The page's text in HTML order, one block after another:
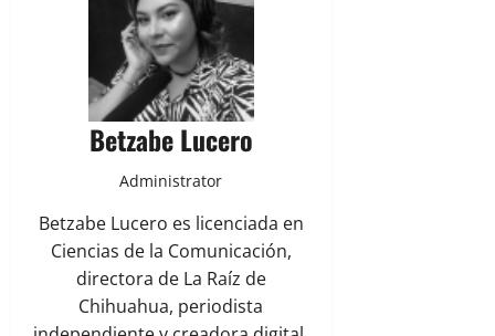
Betzabe Lucero
Administrator
Betzabe Lucero es licenciada en
Ciencias de la Comunicación,
directora de La Raíz de
Chihuahua, periodista